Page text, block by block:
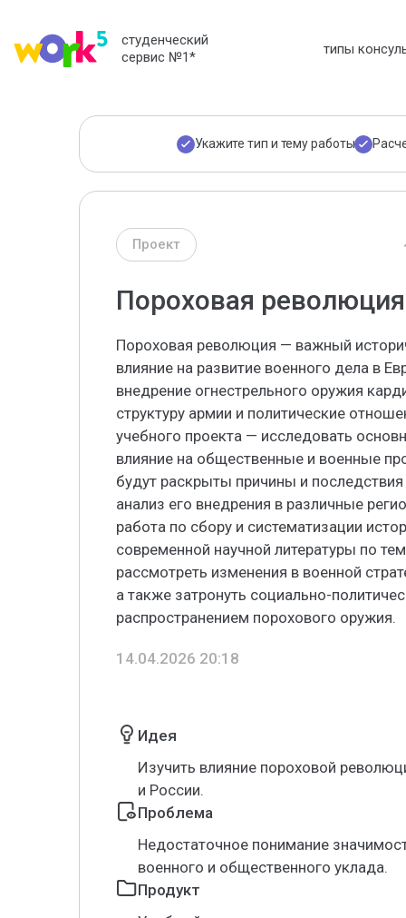
студенческий
сервис №1* типы
Укажите тип и тему работы
Проект
Пороховая
Пороховая революция — важный
влияние на развитие военного дела в
внедрение огнестрельного оружия
структуру армии и политические
учебного проекта — исследовать
влияние на общественные и военные
будут раскрыты причины и
анализ его внедрения в различные
работа по сбору и систематизации
современной научной литературы по
рассмотреть изменения в военной
а также затронуть социально-
распространением порохового оружия.
14.04.2026 20:18
Идея
Изучить влияние пороховой
и России.
Проблема
Недостаточное понимание
военного и общественного уклада.
Продукт